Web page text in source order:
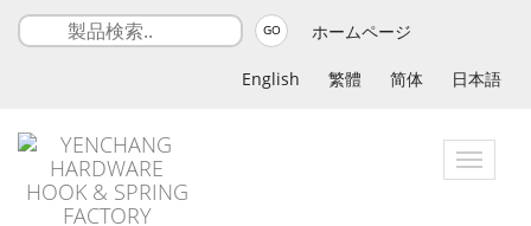
GO ホームページ
English 繁體 简体 日本語
Toggle